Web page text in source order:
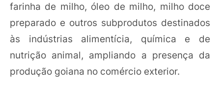
farinha de milho, óleo de milho, milho doce
preparado e outros subprodutos destinados
às indústrias alimentícia, química e de
nutrição animal, ampliando a presença da
produção goiana no comércio exterior.